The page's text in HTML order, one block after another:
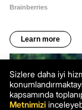
Sizlere daha iyi
kapsamında
Metnimizi